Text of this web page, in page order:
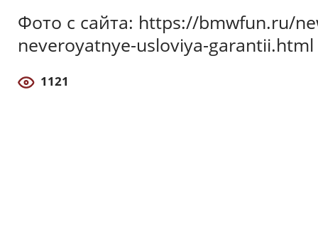
Фото с сайта: https://bmwfun.ru/
neveroyatnye-usloviya-garantii.html
1121